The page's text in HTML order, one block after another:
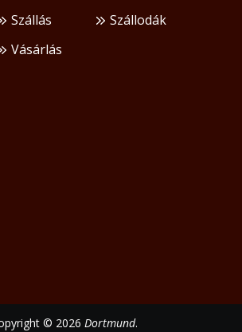
Szállás
Szállodák
Vásárlás
© 2026 Dortmund.